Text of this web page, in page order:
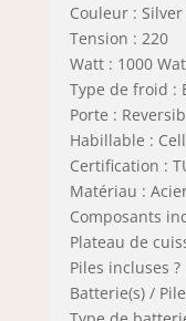
Couleur : Silver
Tension : 220
Watt : 1000
Type de froid :
Porte :
Habillable :
Certification :
Matériau :
Composants
Plateau de
Piles incluses ?
Batterie(s) /